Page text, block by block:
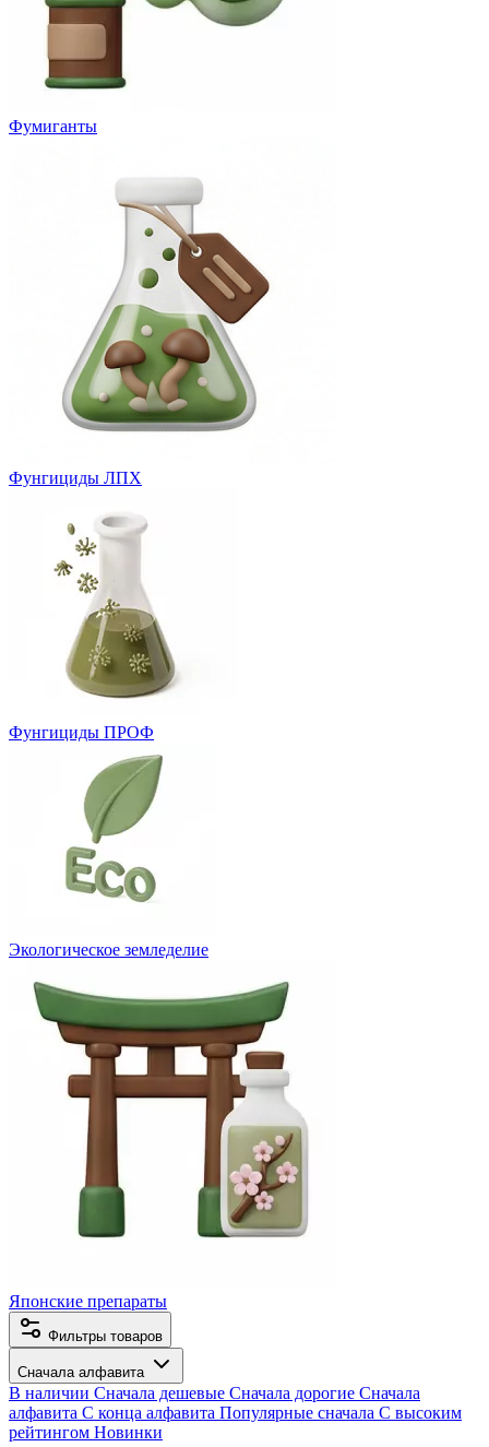
Фумиганты
Фунгициды ЛПХ
Фунгициды ПРОФ
Экологическое земледелие
Японские препараты
Фильтры товаров
Сначала алфавита
В наличии Сначала дешевые Сначала дорогие Сначала
алфавита С конца алфавита Популярные сначала С высоким
рейтингом Новинки